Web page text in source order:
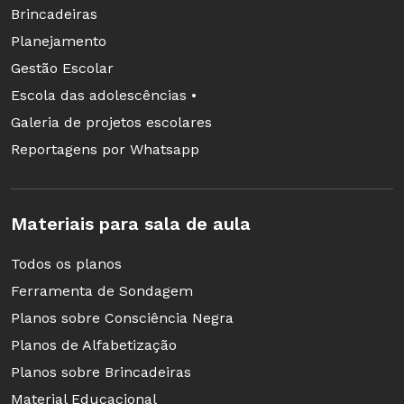
2ª etapa
Peça que os alunos apresentem e comentem os
resultados da pesquisa feita em casa. Em
seguida, explique que a espetacularização da
política transforma sua natureza, fazendo com
acontecimento visual, imagético. Comente que
as atuais campanhas eleitorais estão
suportes, tendo como objetivo vender uma
imagem produzida do candidato ou do partido,
pouco importando sua concepção ou prática
política.
Brincadeiras
Planejamento
Gestão Escolar
Escola das adolescências •
Galeria de projetos escolares
Reportagens por Whatsapp
Materiais para sala de aula
Todos os planos
Ferramenta de Sondagem
Planos sobre Consciência Negra
Planos de Alfabetização
Planos sobre Brincadeiras
Material Educacional